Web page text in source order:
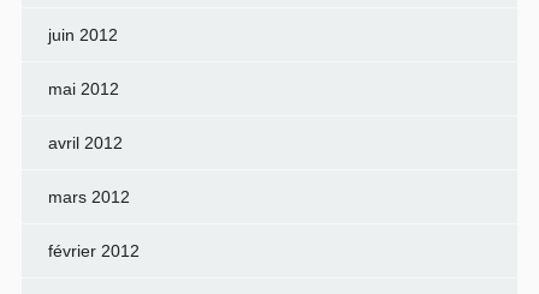
juin 2012
mai 2012
avril 2012
mars 2012
février 2012